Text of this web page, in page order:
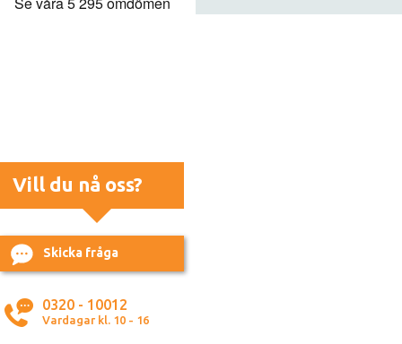
Vill du nå oss?
Skicka fråga
0320 - 10012
Vardagar kl. 10 - 16